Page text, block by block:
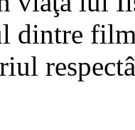
dintre